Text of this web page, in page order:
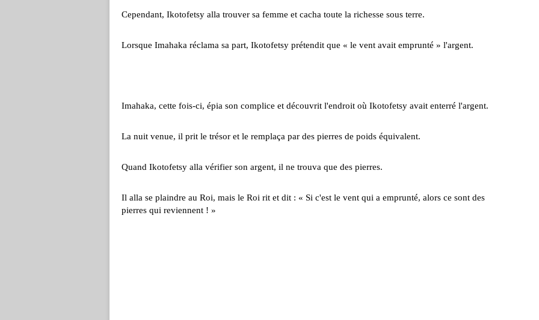
Cependant, Ikotofetsy alla trouver sa femme et cacha toute la richesse sous terre.
Lorsque Imahaka réclama sa part, Ikotofetsy prétendit que « le vent avait emprunté » l'argent.
Imahaka, cette fois-ci, épia son complice et découvrit l'endroit où Ikotofetsy avait enterré l'argent.
La nuit venue, il prit le trésor et le remplaça par des pierres de poids équivalent.
Quand Ikotofetsy alla vérifier son argent, il ne trouva que des pierres.
Il alla se plaindre au Roi, mais le Roi rit et dit : « Si c'est le vent qui a emprunté, alors ce sont des
pierres qui reviennent ! »